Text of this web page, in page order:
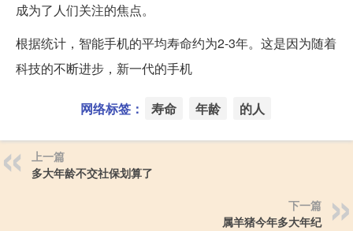
成为了人们关注的焦点。
根据统计，智能手机的平均寿命约为2-3年。这是因为随着
科技的不断进步，新一代的手机
网络标签： 寿命 年龄 的人
上一篇
多大年龄不交社保划算了
下一篇
属羊猪今年多大年纪